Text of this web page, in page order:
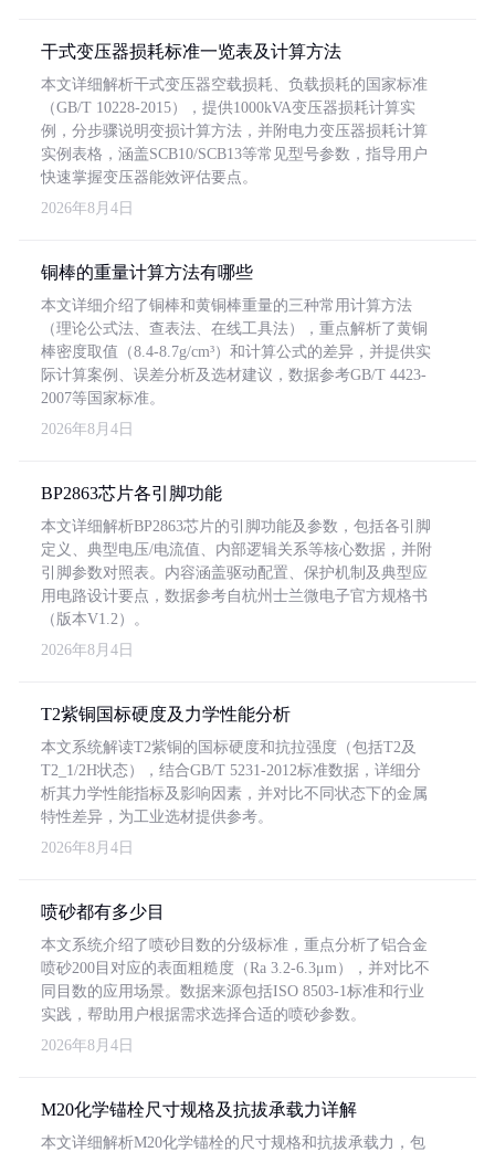
干式变压器损耗标准一览表及计算方法
本文详细解析干式变压器空载损耗、负载损耗的国家标准
（GB/T 10228-2015），提供1000kVA变压器损耗计算实
例，分步骤说明变损计算方法，并附电力变压器损耗计算
实例表格，涵盖SCB10/SCB13等常见型号参数，指导用户
快速掌握变压器能效评估要点。
2026年8月4日
铜棒的重量计算方法有哪些
本文详细介绍了铜棒和黄铜棒重量的三种常用计算方法
（理论公式法、查表法、在线工具法），重点解析了黄铜
棒密度取值（8.4-8.7g/cm³）和计算公式的差异，并提供实
际计算案例、误差分析及选材建议，数据参考GB/T 4423-
2007等国家标准。
2026年8月4日
BP2863芯片各引脚功能
本文详细解析BP2863芯片的引脚功能及参数，包括各引脚
定义、典型电压/电流值、内部逻辑关系等核心数据，并附
引脚参数对照表。内容涵盖驱动配置、保护机制及典型应
用电路设计要点，数据参考自杭州士兰微电子官方规格书
（版本V1.2）。
2026年8月4日
T2紫铜国标硬度及力学性能分析
本文系统解读T2紫铜的国标硬度和抗拉强度（包括T2及
T2_1/2H状态），结合GB/T 5231-2012标准数据，详细分
析其力学性能指标及影响因素，并对比不同状态下的金属
特性差异，为工业选材提供参考。
2026年8月4日
喷砂都有多少目
本文系统介绍了喷砂目数的分级标准，重点分析了铝合金
喷砂200目对应的表面粗糙度（Ra 3.2-6.3μm），并对比不
同目数的应用场景。数据来源包括ISO 8503-1标准和行业
实践，帮助用户根据需求选择合适的喷砂参数。
2026年8月4日
M20化学锚栓尺寸规格及抗拔承载力详解
本文详细解析M20化学锚栓的尺寸规格和抗拔承载力，包